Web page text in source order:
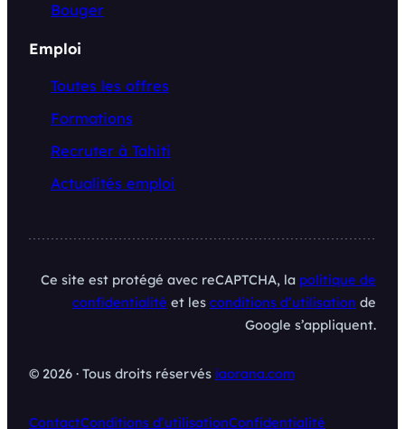
Bouger
Emploi
Toutes les offres
Formations
Recruter à Tahiti
Actualités emploi
Ce site est protégé avec reCAPTCHA, la politique de
confidentialité et les conditions d’utilisation de
Google s’appliquent.
© 2026 · Tous droits réservés iaorana.com
ContactConditions d’utilisationConfidentialité